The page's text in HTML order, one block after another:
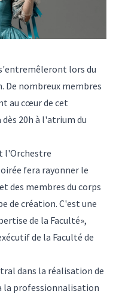
lors du
De nombreux membres
au cœur de cet
20h à l'atrium du
l'Orchestre
fera rayonner le
des membres du corps
de création. C'est une
de la Faculté»,
de la Faculté de
dans la réalisation de
la professionnalisation